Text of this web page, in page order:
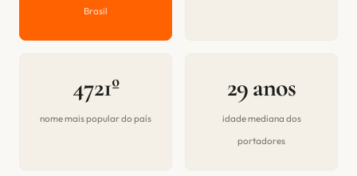
Brasil
4721º
nome mais popular do país
29 anos
idade mediana dos
portadores